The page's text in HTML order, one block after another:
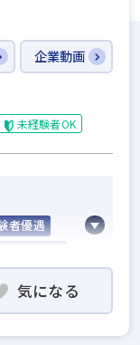
企業動画
未経験者OK
者優遇
気になる